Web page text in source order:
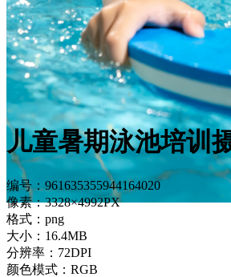
儿童暑期泳池培训
编号：961635355944164020
像素：3328×4992PX
格式：png
大小：16.4MB
分辨率：72DPI
颜色模式：RGB